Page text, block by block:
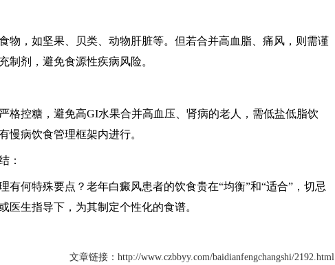
，如坚果、贝类、动物肝脏等。但若合并高血脂、痛风，则需谨
制剂，避免食源性疾病风险。
控糖，避免高GI水果合并高血压、肾病的老人，需低盐低脂饮
慢病饮食管理框架内进行。
：
何特殊要点？老年白癜风患者的饮食贵在“均衡”和“适合”，切忌
医生指导下，为其制定个性化的食谱。
文章链接：http://www.czbbyy.com/baidianfengchangshi/2192.html
马小玲